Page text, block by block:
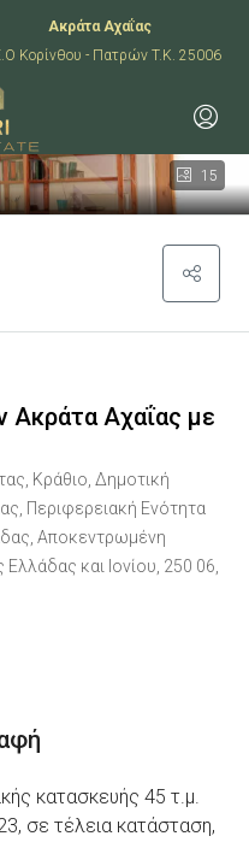
Ακράτα Αχαΐας
Κορίνθου - Πατρών T.K. 25006
15
Ακράτα Αχαΐας με
Κράθιο, Δημοτική
Περιφερειακή Ενότητα
Αποκεντρωμένη
και Ιονίου, 250 06,
κατασκευής 45 τ.μ.
σε τέλεια κατάσταση,